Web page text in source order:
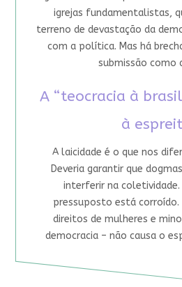
igrejas fundamentalistas,
terreno de devastação da
com a política. Mas há
submissão como
A “teocracia à
à
A laicidade é o que nos
Deveria garantir que
interferir na coletividade.
pressuposto está corroído.
direitos de mulheres e
democracia – não causa o